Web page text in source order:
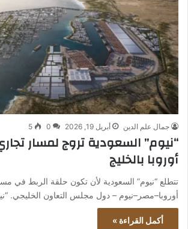
جمال علم الدين أبريل 19, 2026 0
5
“نيوم” السعودية تروج لمسار
أوروبا بالخليج
تتطلع “نيوم” السعودية لأن تكون حلقة الربط في
أوروبا–مصر–نيوم – دول مجلس التعاون الخليجي.
أكمل القراءة »